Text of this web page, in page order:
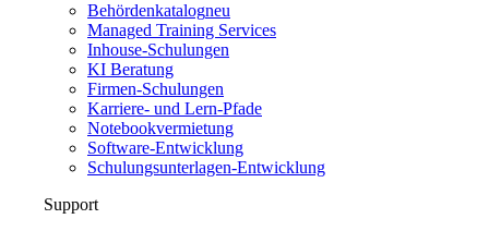
Behördenkatalogneu
Managed Training Services
Inhouse-Schulungen
KI Beratung
Firmen-Schulungen
Karriere- und Lern-Pfade
Notebookvermietung
Software-Entwicklung
Schulungsunterlagen-Entwicklung
Support